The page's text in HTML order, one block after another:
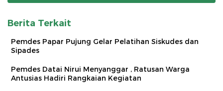
Berita Terkait
Pemdes Papar Pujung Gelar Pelatihan Siskudes dan
Sipades
Pemdes Datai Nirui Menyanggar , Ratusan Warga
Antusias Hadiri Rangkaian Kegiatan